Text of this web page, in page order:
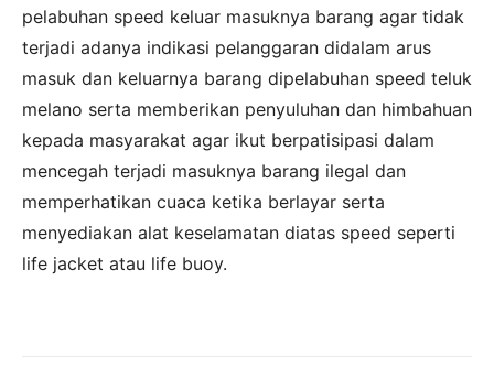
pelabuhan speed keluar masuknya barang agar tidak
terjadi adanya indikasi pelanggaran didalam arus
masuk dan keluarnya barang dipelabuhan speed teluk
melano serta memberikan penyuluhan dan himbahuan
kepada masyarakat agar ikut berpatisipasi dalam
mencegah terjadi masuknya barang ilegal dan
memperhatikan cuaca ketika berlayar serta
menyediakan alat keselamatan diatas speed seperti
life jacket atau life buoy.